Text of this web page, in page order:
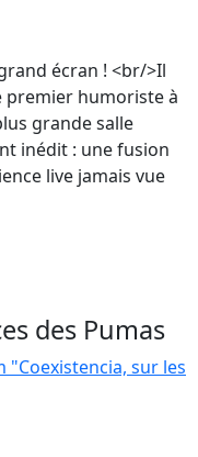
écran ! <br/>Il
premier humoriste à
grande salle
inédit : une fusion
live jamais vue
des Pumas
"Coexistencia, sur les